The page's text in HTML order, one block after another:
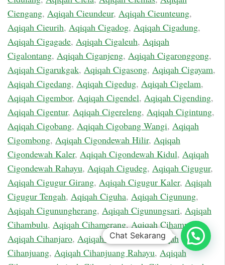
Ciengang, Aqiqah Cieundeur, Aqiqah Cieunteung,
Aqiqah Cieurih, Aqiqah Cigadog, Aqiqah Cigadung,
Aqiqah Cigagade, Aqiqah Cigaleuh, Aqiqah
Cigalontang, Aqiqah Ciganjeng, Aqiqah Cigaronggong,
Aqiqah Cigarukgak, Aqiqah Cigasong, Aqiqah Cigayam,
Aqiqah Cigedang, Aqiqah Cigedug, Aqiqah Cigelam,
Aqiqah Cigembor, Aqiqah Cigendel, Aqiqah Cigending,
Aqiqah Cigentur, Aqiqah Cigereleng, Aqiqah Cigintung,
Aqiqah Cigobang, Aqiqah Cigobang Wangi, Aqiqah
Cigombong, Aqiqah Cigondewah Hilir, Aqiqah
Cigondewah Kaler, Aqiqah Cigondewah Kidul, Aqiqah
Cigondewah Rahayu, Aqiqah Cigudeg, Aqiqah Cigugur,
Aqiqah Cigugur Girang, Aqiqah Cigugur Kaler, Aqiqah
Cigugur Tengah, Aqiqah Ciguha, Aqiqah Cigunung,
Aqiqah Cigunungherang, Aqiqah Cigunungsari, Aqiqah
Cihambulu, Aqiqah Cihamerang,Aqiqah Cihampelas,
Aqiqah Cihanjaro, Aqiqah Cihanjawar,Aqiqah
Cihanjuang, Aqiqah Cihanjuang Rahayu, Aqiqah
Chat Sekarang